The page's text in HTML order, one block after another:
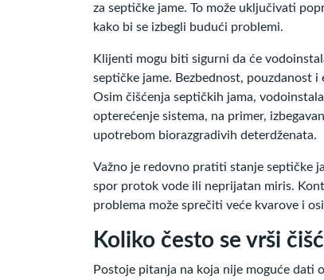
za septičke jame. To može uključivati
kako bi se izbegli budući problemi.
Klijenti mogu biti sigurni da će
septičke jame. Bezbednost, pouzdanost
Osim čišćenja septičkih jama,
opterećenje sistema, na primer,
upotrebom biorazgradivih deterdženata.
Važno je redovno pratiti stanje septičke
spor protok vode ili neprijatan miris.
problema može sprečiti veće kvarove i
Koliko često se vrši
Postoje pitanja na koja nije moguće dati